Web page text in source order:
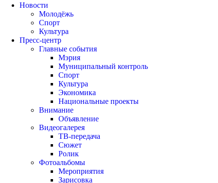
Новости
Молодёжь
Спорт
Культура
Пресс-центр
Главные события
Мэрия
Муниципальный контроль
Спорт
Культура
Экономика
Национальные проекты
Внимание
Объявление
Видеогалерея
ТВ-передача
Сюжет
Ролик
Фотоальбомы
Мероприятия
Зарисовка